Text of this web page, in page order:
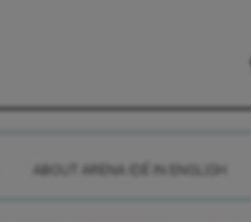
ABOUT ARENA IDÉ IN ENGLISH